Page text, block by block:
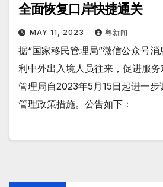
全面恢复口岸快捷通关
MAY 11, 2023 粤新闻
据“国家移民管理局”微信公众号
利中外出入境人员往来，促进服
管理局自2023年5月15日起进一
管理政策措施。公告如下：